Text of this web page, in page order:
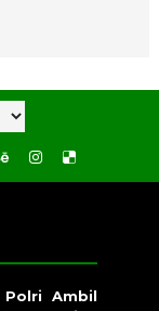
Polri Ambil